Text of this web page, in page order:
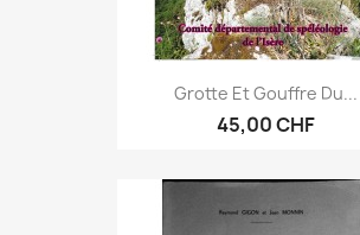
Grotte Et Gouffre Du...
45,00 CHF